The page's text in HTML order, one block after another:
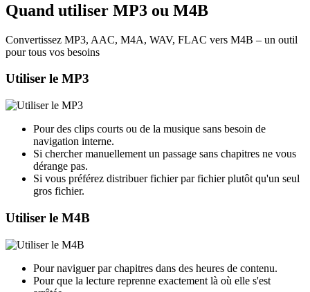
Quand utiliser MP3 ou M4B
Convertissez MP3, AAC, M4A, WAV, FLAC vers M4B – un outil
pour tous vos besoins
Utiliser le MP3
Pour des clips courts ou de la musique sans besoin de
navigation interne.
Si chercher manuellement un passage sans chapitres ne vous
dérange pas.
Si vous préférez distribuer fichier par fichier plutôt qu'un seul
gros fichier.
Utiliser le M4B
Pour naviguer par chapitres dans des heures de contenu.
Pour que la lecture reprenne exactement là où elle s'est